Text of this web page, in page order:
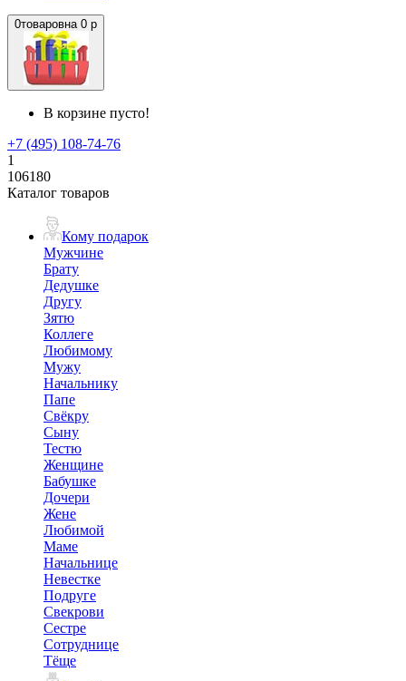
0товаровна 0 р
В корзине пусто!
+7 (495) 108-74-76
1
106180
Каталог товаров
Кому подарок
Мужчине
Брату
Дедушке
Другу
Зятю
Коллеге
Любимому
Мужу
Начальнику
Папе
Свёкру
Сыну
Тестю
Женщине
Бабушке
Дочери
Жене
Любимой
Маме
Начальнице
Невестке
Подруге
Свекрови
Сестре
Сотруднице
Тёще